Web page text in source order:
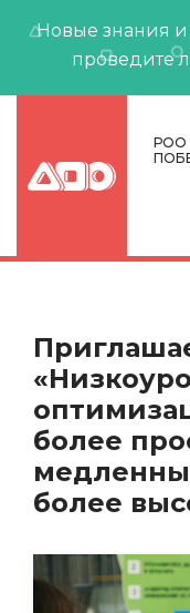
Новые знания
проведите
РОО
более
более